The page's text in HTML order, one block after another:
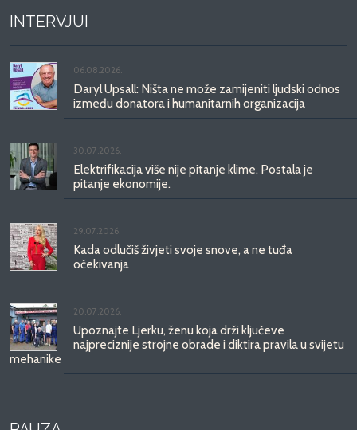
INTERVJUI
06.08.2026.
Daryl Upsall: Ništa ne može zamijeniti ljudski odnos
između donatora i humanitarnih organizacija
30.07.2026.
Elektrifikacija više nije pitanje klime. Postala je
pitanje ekonomije.
29.07.2026.
Kada odlučiš živjeti svoje snove, a ne tuđa
očekivanja
20.07.2026.
Upoznajte Ljerku, ženu koja drži ključeve
najpreciznije strojne obrade i diktira pravila u svijetu
mehanike